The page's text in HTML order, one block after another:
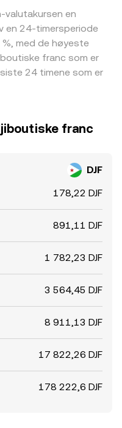
valutakursen en
en 24-timersperiode
med de høyeste
franc som er
24 timene som er
franc
DJF
178,22 DJF
891,11 DJF
1 782,23 DJF
3 564,45 DJF
8 911,13 DJF
17 822,26 DJF
178 222,6 DJF